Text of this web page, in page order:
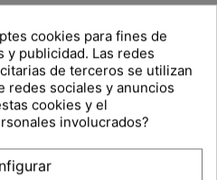
cookies para fines de
y publicidad. Las redes
de terceros se utilizan
redes sociales y anuncios
cookies y el
involucrados?